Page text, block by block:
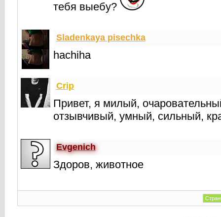
тебя выебу?
Sladenkaya pisechka
hachiha
Crip
Привет, я милый,
отзывчивый, умный, сильный,
Evgenich
Здоров, животное